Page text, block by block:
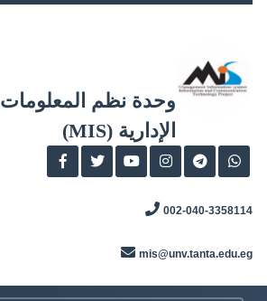
وحدة نظم المعلومات
الإدارية (MIS)
002-040-3358114
mis@unv.tanta.edu.eg